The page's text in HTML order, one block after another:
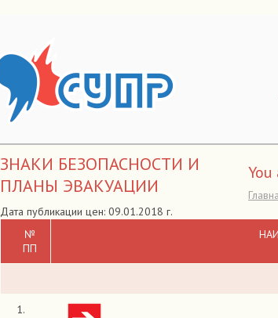
You
ЗНАКИ БЕЗОПАСНОСТИ И
ПЛАНЫ ЭВАКУАЦИИ
Дата публикации цен:
№
ПП
1.